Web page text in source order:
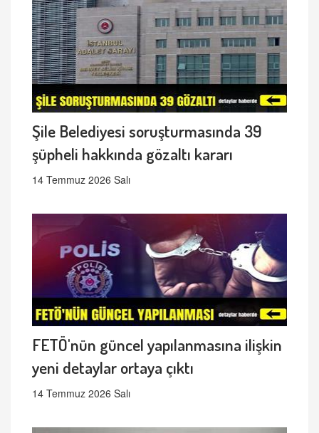
Şile Belediyesi soruşturmasında 39
şüpheli hakkında gözaltı kararı
14 Temmuz 2026 Salı
FETÖ'nün güncel yapılanmasına ilişkin
yeni detaylar ortaya çıktı
14 Temmuz 2026 Salı